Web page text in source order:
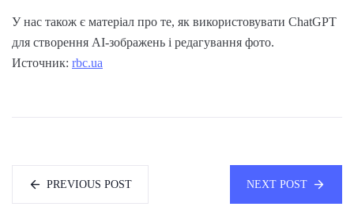
У нас також є матеріал про те, як використовувати ChatGPT
для створення AI-зображень і редагування фото.
Источник: rbc.ua
PREVIOUS POST NEXT POST